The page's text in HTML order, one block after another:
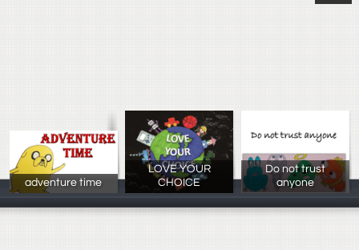
adventure time
kokkok
LOVE YOUR
CHOICE
王煜翔、林筠婷
Do not trust
anyone
惠浚育、許宜楨